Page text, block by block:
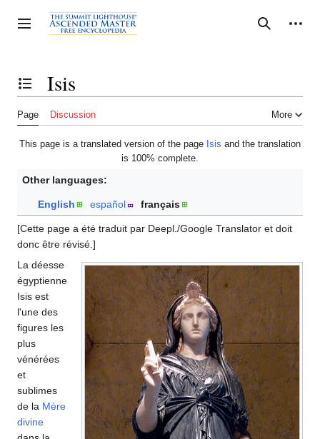
to
content
Toggle sidebar Search
Personal tools
Toggle the table of contents
Isis
Page Discussion More
This page is a translated version of the page Isis and the translation
is 100% complete.
Other languages:
English español français
[Cette page a été traduit par Deepl./Google Translator et doit
donc être révisé.]
La déesse
égyptienne
Isis est
l'une des
figures les
plus
vénérées
et
sublimes
de la Mère
divine